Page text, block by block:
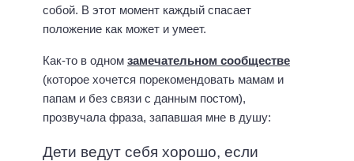
собой. В этот момент каждый спасает
положение как может и умеет.
Как-то в одном замечательном сообществе
(которое хочется порекомендовать мамам и
папам и без связи с данным постом),
прозвучала фраза, запавшая мне в душу:
Дети ведут себя хорошо, если